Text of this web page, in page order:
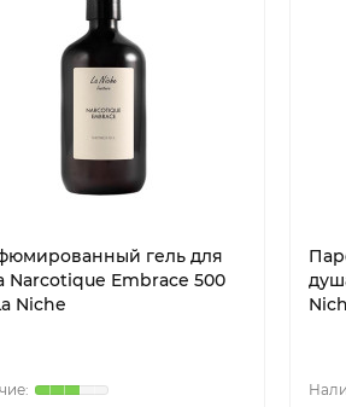
гель для
Narcotique Embrace 500
Niche